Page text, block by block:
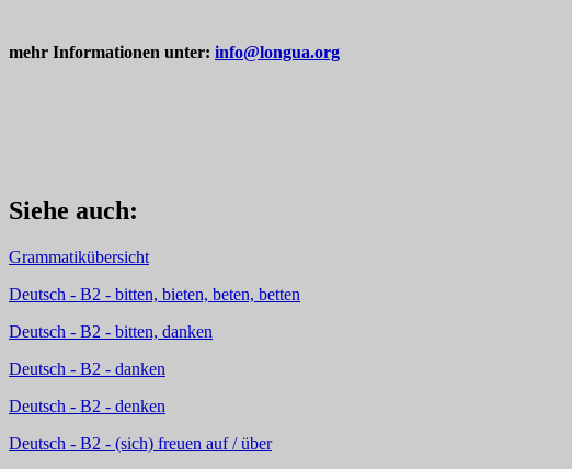
mehr Informationen unter: info@longua.org
Siehe auch:
Grammatikübersicht
Deutsch - B2 - bitten, bieten, beten, betten
Deutsch - B2 - bitten, danken
Deutsch - B2 - danken
Deutsch - B2 - denken
Deutsch - B2 - (sich) freuen auf / über